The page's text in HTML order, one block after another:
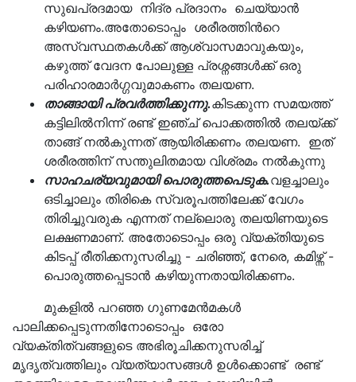
സുഖപ്രദമായ നിദ്ര പ്രദാനം ചെയ്യാൻ
കഴിയണം.അതോടൊപ്പം ശരീരത്തിൻറെ
അസ്വസ്ഥതകൾക്ക് ആശ്വാസമാവുകയും,
കഴുത്ത് വേദന പോലുള്ള പ്രശ്നങ്ങൾക്ക് ഒരു
പരിഹാരമാർഗ്ഗവുമാകണം തലയണ.
താങ്ങായി പ്രവർത്തിക്കുന്നു.കിടക്കുന്ന സമയത്ത്
കട്ടിലിൽനിന്ന് രണ്ട് ഇഞ്ച് പൊക്കത്തിൽ തലയ്ക്ക്
താങ്ങ് നൽകുന്നത് ആയിരിക്കണം തലയണ. ഇത്
ശരീരത്തിന് സന്തുലിതമായ വിശ്രമം നൽകുന്നു
സാഹചര്യവുമായി പൊരുത്തപെടുക.വളച്ചാലും
ഒടിച്ചാലും തിരികെ സ്വരൂപത്തിലേക്ക് വേഗം
തിരിച്ചുവരുക എന്നത് നല്ലൊരു തലയിണയുടെ
ലക്ഷണമാണ്. അതോടൊപ്പം ഒരു വ്യക്തിയുടെ
കിടപ്പ് രീതിക്കനുസരിച്ചു - ചരിഞ്ഞ്, നേരെ, കമിഴ്ന്ന് -
പൊരുത്തപ്പെടാൻ കഴിയുന്നതായിരിക്കണം.
മുകളിൽ പറഞ്ഞ ഗുണമേൻമകൾ
പാലിക്കപ്പെടുന്നതിനോടൊപ്പം ഒരോ
വ്യക്തിത്വങ്ങളുടെ അഭിരൂചിക്കനുസരിച്ച്
മൃദൃത്വത്തിലും വ്യത്യാസങ്ങൾ ഉൾക്കൊണ്ട് രണ്ട്